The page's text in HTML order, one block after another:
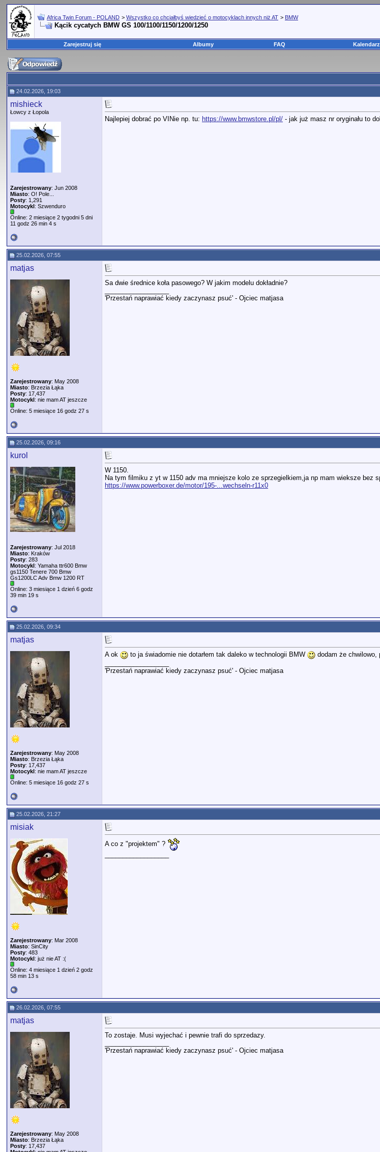
Africa Twin Forum - POLAND > Wszystko co chciałbyś wiedzieć o motocyklach innych niż AT > BMW
Kącik cycatych BMW GS 100/1100/1150/1200/1250
Zarejestruj się Albumy FAQ Kalendarz
24.02.2026, 19:03
mishieck
Łowcy z Łopola
Zarejestrowany: Jun 2008
Miasto: O! Pole...
Posty: 1,291
Motocykl: Szwenduro
Online: 2 miesiące 2 tygodni 5 dni
11 godz 26 min 4 s
Najlepiej dobrać po VINie np. tu: https://www.bmwstore.pl/pl/ - jak już masz nr oryginału to
25.02.2026, 07:55
matjas
Zarejestrowany: May 2008
Miasto: Brzezia Łąka
Posty: 17,437
Motocykl: nie mam AT jeszcze
Online: 5 miesiące 16 godz 27 s
Sa dwie średnice koła pasowego? W jakim modelu dokładnie?
'Przestań naprawiać kiedy zaczynasz psuć' - Ojciec matjasa
25.02.2026, 09:16
kurol
Zarejestrowany: Jul 2018
Miasto: Kraków
Posty: 283
Motocykl: Yamaha ttr600 Bmw
gs1150 Tenere 700 Bmw
Gs1200LC Adv Bmw 1200 RT
Online: 3 miesiące 1 dzień 6 godz
39 min 19 s
W 1150.
Na tym filmiku z yt w 1150 adv ma mniejsze kolo ze sprzegielkiem,ja np mam wieksze bez
https://www.powerboxer.de/motor/195-...wechseln-r11x0
25.02.2026, 09:34
matjas
Zarejestrowany: May 2008
Miasto: Brzezia Łąka
Posty: 17,437
Motocykl: nie mam AT jeszcze
Online: 5 miesiące 16 godz 27 s
A ok to ja świadomie nie dotarłem tak daleko w technologii BMW
dodam że chwilowo,
'Przestań naprawiać kiedy zaczynasz psuć' - Ojciec matjasa
25.02.2026, 21:27
misiak
Zarejestrowany: Mar 2008
Miasto: SinCity
Posty: 483
Motocykl: już nie AT :(
Online: 4 miesiące 1 dzień 2 godz
58 min 13 s
A co z "projektem" ?
26.02.2026, 07:55
matjas
Zarejestrowany: May 2008
Miasto: Brzezia Łąka
Posty: 17,437
To zostaje. Musi wyjechać i pewnie trafi do sprzedazy.
'Przestań naprawiać kiedy zaczynasz psuć' - Ojciec matjasa